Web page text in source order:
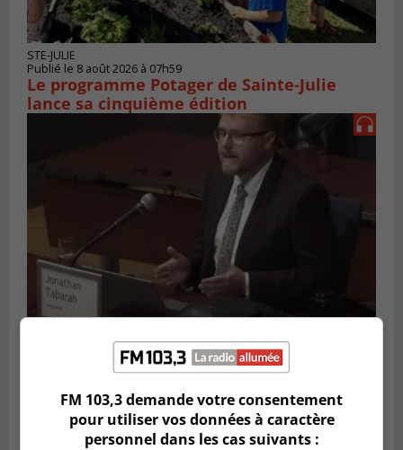
STE-JULIE
Publié le 8 août 2026 à 07h59
Le programme Potager de Sainte-Julie
lance sa cinquième édition
Publié le 7 août 2026 à 14h10
Les résidents de Longueuil souhaitent la
transparence dans l’affaire Tabarah
FM 103,3 demande votre consentement
pour utiliser vos données à caractère
personnel dans les cas suivants :